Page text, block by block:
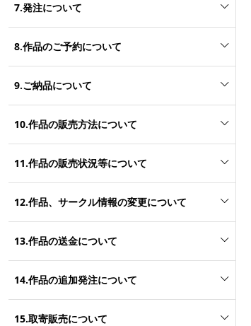
7.発注について
8.作品のご予約について
9.ご納品について
10.作品の販売方法について
11.作品の販売状況等について
12.作品、サークル情報の変更について
13.作品の送金について
14.作品の追加発注について
15.取寄販売について